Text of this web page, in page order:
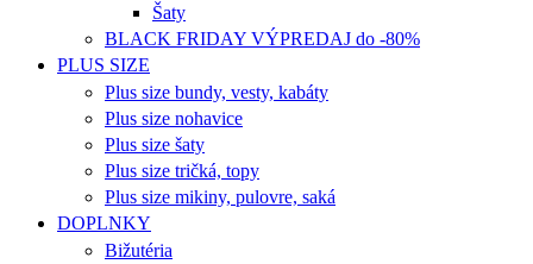
Šaty
BLACK FRIDAY VÝPREDAJ do -80%
PLUS SIZE
Plus size bundy, vesty, kabáty
Plus size nohavice
Plus size šaty
Plus size tričká, topy
Plus size mikiny, pulovre, saká
DOPLNKY
Bižutéria